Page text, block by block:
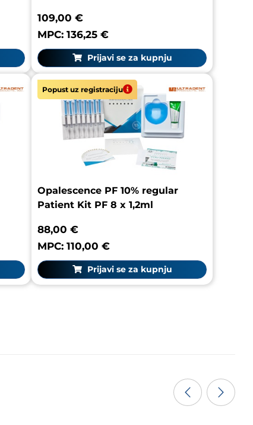
109,00 €
MPC: 136,25 €
Prijavi se za kupnju
Popust uz registraciju
Opalescence PF 10% regular
Patient Kit PF 8 x 1,2ml
88,00 €
MPC: 110,00 €
Prijavi se za kupnju